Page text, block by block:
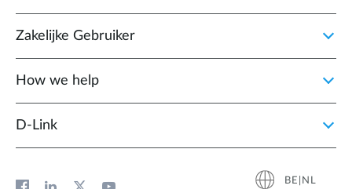
Zakelijke Gebruiker
How we help
D‑Link
BE|NL